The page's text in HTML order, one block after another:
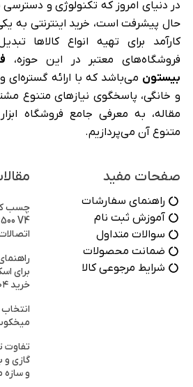
در دنیای امروز که تکنولوژی و
حال پیشرفت است، خرید اینترنتی به
کارآمد برای تهیه انواع کالاها
فروشگاه‌های معتبر در این حوزه،
بیستون می‌باشد که با ارائه گستره‌ای
و خانگی، پاسخگوی نیازهای متنوع
مقاله، به معرفی جامع فروشگاه
متنوع آن می‌پردازیم.
صفحات مفید
راهنمای سفارشات
آموزش ثبت نام
سوالات متداول
ضمانت محصولات
شرایط مرجوعی کالا
برای
خرید ۱۴۰۴)
تفاوت
گازی و
و